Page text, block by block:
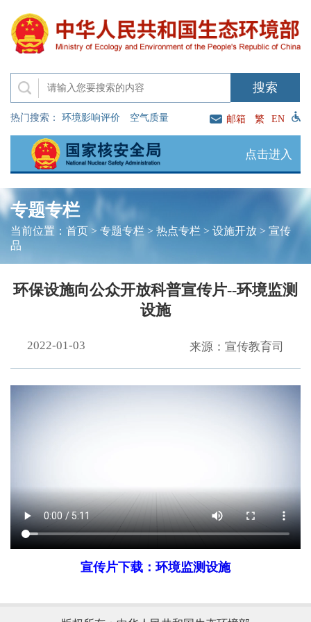
热门搜索： 环境影响评价 空气质量 邮箱 繁 EN
点击进入
专题专栏
当前位置： 首页> 专题专栏> 热点专栏 > 设施开放> 宣传
品
环保设施向公众开放科普宣传片--环境监测
设施
2022-01-03 来源：宣传教育司
宣传片下载： 环境监测设施